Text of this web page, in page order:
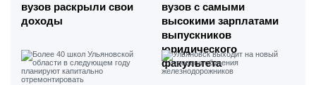
вузов раскрыли свои
доходы
вузов с самыми
высокими зарплатами
выпускников
юридического
факультета